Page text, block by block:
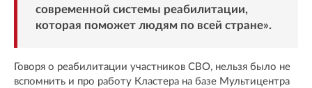
современной системы реабилитации,
которая поможет людям по всей стране».
Говоря о реабилитации участников СВО, нельзя было не
вспомнить и про работу Кластера на базе Мультицентра